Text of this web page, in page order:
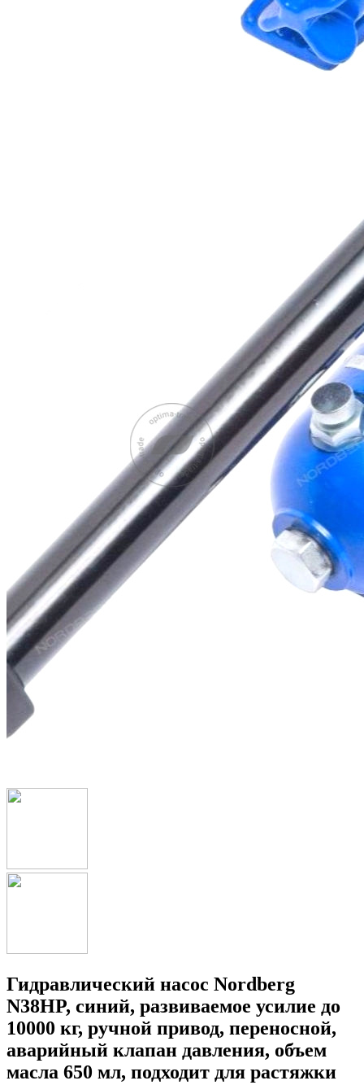
Гидравлический насос Nordberg
N38HP, синий, развиваемое усилие до
10000 кг, ручной привод, переносной,
аварийный клапан давления, объем
масла 650 мл, подходит для растяжки